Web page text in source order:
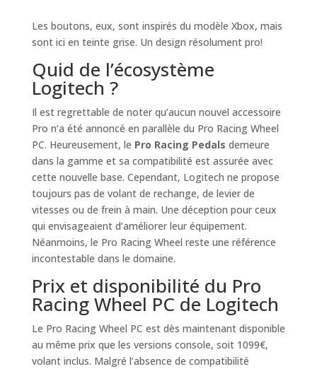
Les boutons, eux, sont inspirés du modèle Xbox, mais
sont ici en teinte grise. Un design résolument pro!
Quid de l’écosystème
Logitech ?
Il est regrettable de noter qu’aucun nouvel accessoire
Pro n’a été annoncé en parallèle du Pro Racing Wheel
PC. Heureusement, le Pro Racing Pedals demeure
dans la gamme et sa compatibilité est assurée avec
cette nouvelle base. Cependant, Logitech ne propose
toujours pas de volant de rechange, de levier de
vitesses ou de frein à main. Une déception pour ceux
qui envisageaient d’améliorer leur équipement.
Néanmoins, le Pro Racing Wheel reste une référence
incontestable dans le domaine.
Prix et disponibilité du Pro
Racing Wheel PC de Logitech
Le Pro Racing Wheel PC est dès maintenant disponible
au même prix que les versions console, soit 1099€,
volant inclus. Malgré l’absence de compatibilité